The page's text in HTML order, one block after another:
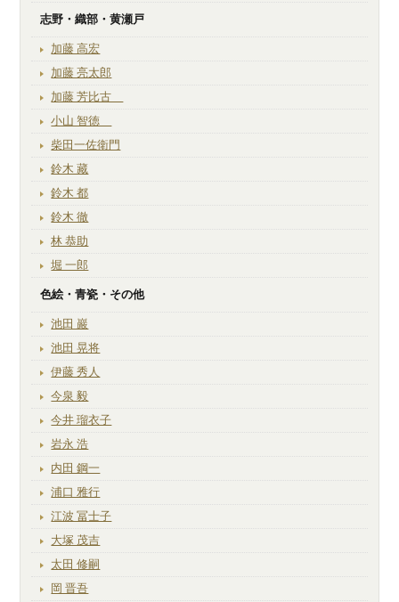
志野・織部・黄瀬戸
加藤 高宏
加藤 亮太郎
加藤 芳比古
小山 智徳
柴田一佐衛門
鈴木 藏
鈴木 都
鈴木 徹
林 恭助
堀 一郎
色絵・青瓷・その他
池田 巖
池田 晃将
伊藤 秀人
今泉 毅
今井 瑠衣子
岩永 浩
内田 鋼一
浦口 雅行
江波 冨士子
大塚 茂吉
太田 修嗣
岡 晋吾